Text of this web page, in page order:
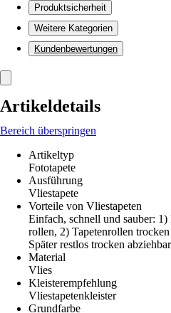
Produktsicherheit
Weitere Kategorien
Kundenbewertungen
Artikeldetails
Bereich überspringen
Artikeltyp
Fototapete
Ausführung
Vliestapete
Vorteile von Vliestapeten
Einfach, schnell und sauber:
rollen, 2) Tapetenrollen
Später restlos trocken abziehbar
Material
Vlies
Kleisterempfehlung
Vliestapetenkleister
Grundfarbe